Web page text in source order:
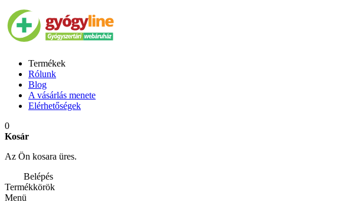
Termékek
Rólunk
Blog
A vásárlás menete
Elérhetőségek
0
Kosár
Az Ön kosara üres.
Belépés
Termékkörök
Menü